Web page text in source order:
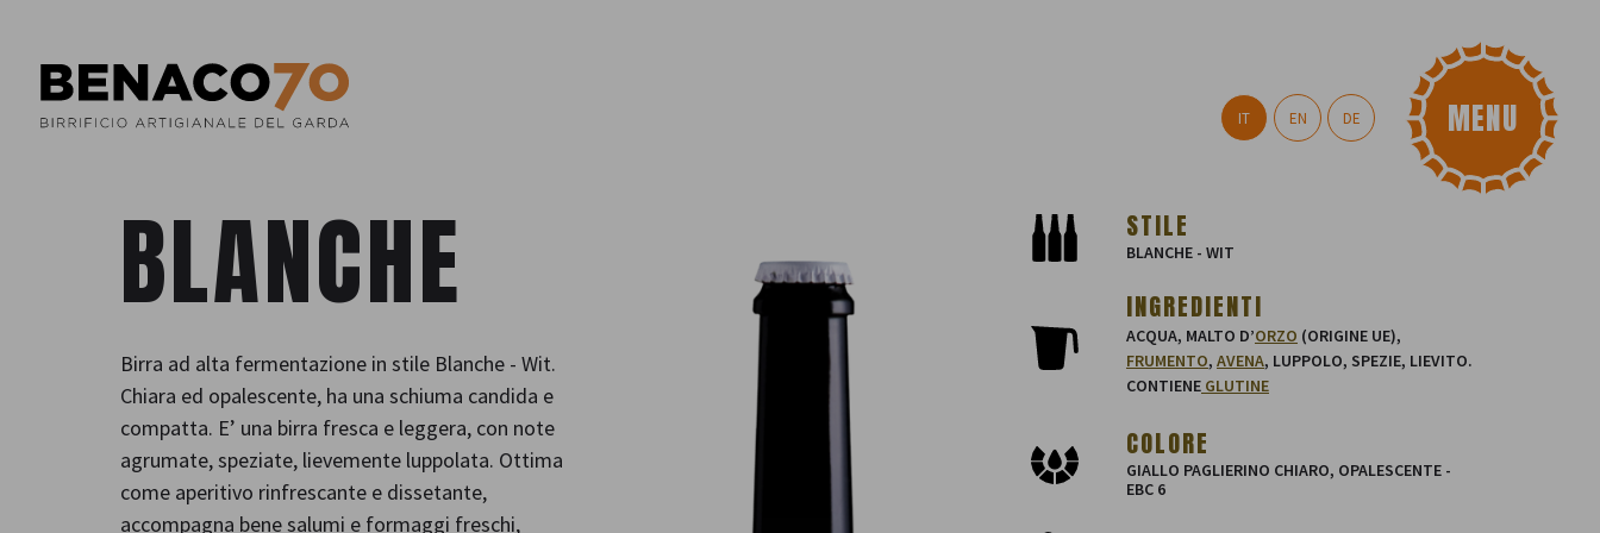
IT EN DE
BLANCHE
Birra ad alta fermentazione in stile Blanche - Wit.
Chiara ed opalescente, ha una schiuma candida e
compatta. E’ una birra fresca e leggera, con note
agrumate, speziate, lievemente luppolata. Ottima
come aperitivo rinfrescante e dissetante,
accompagna bene salumi e formaggi freschi,
STILE
BLANCHE - WIT
INGREDIENTI
ACQUA, MALTO D’ORZO (ORIGINE UE),
FRUMENTO,AVENA, LUPPOLO, SPEZIE, LIEVITO.
CONTIENE GLUTINE
COLORE
GIALLO PAGLIERINO CHIARO, OPALESCENTE -
EBC 6